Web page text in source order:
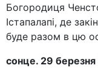
Богородиця
Істапалапі, де
буде разом в цю
сонце. 29 березня